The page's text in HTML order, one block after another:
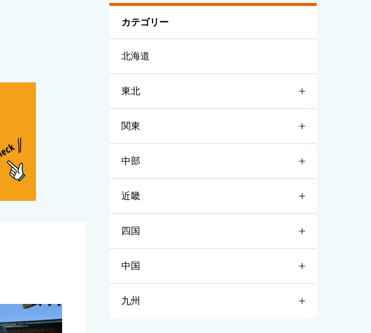
カテゴリー
北海道
東北
青森
岩手
宮城
山形
福島
関東
茨城
栃木
群馬
埼玉
千葉
中部
新潟
富山
石川
福井
近畿
滋賀
京都
大阪
四国
徳島
香川
中国
鳥取
九州